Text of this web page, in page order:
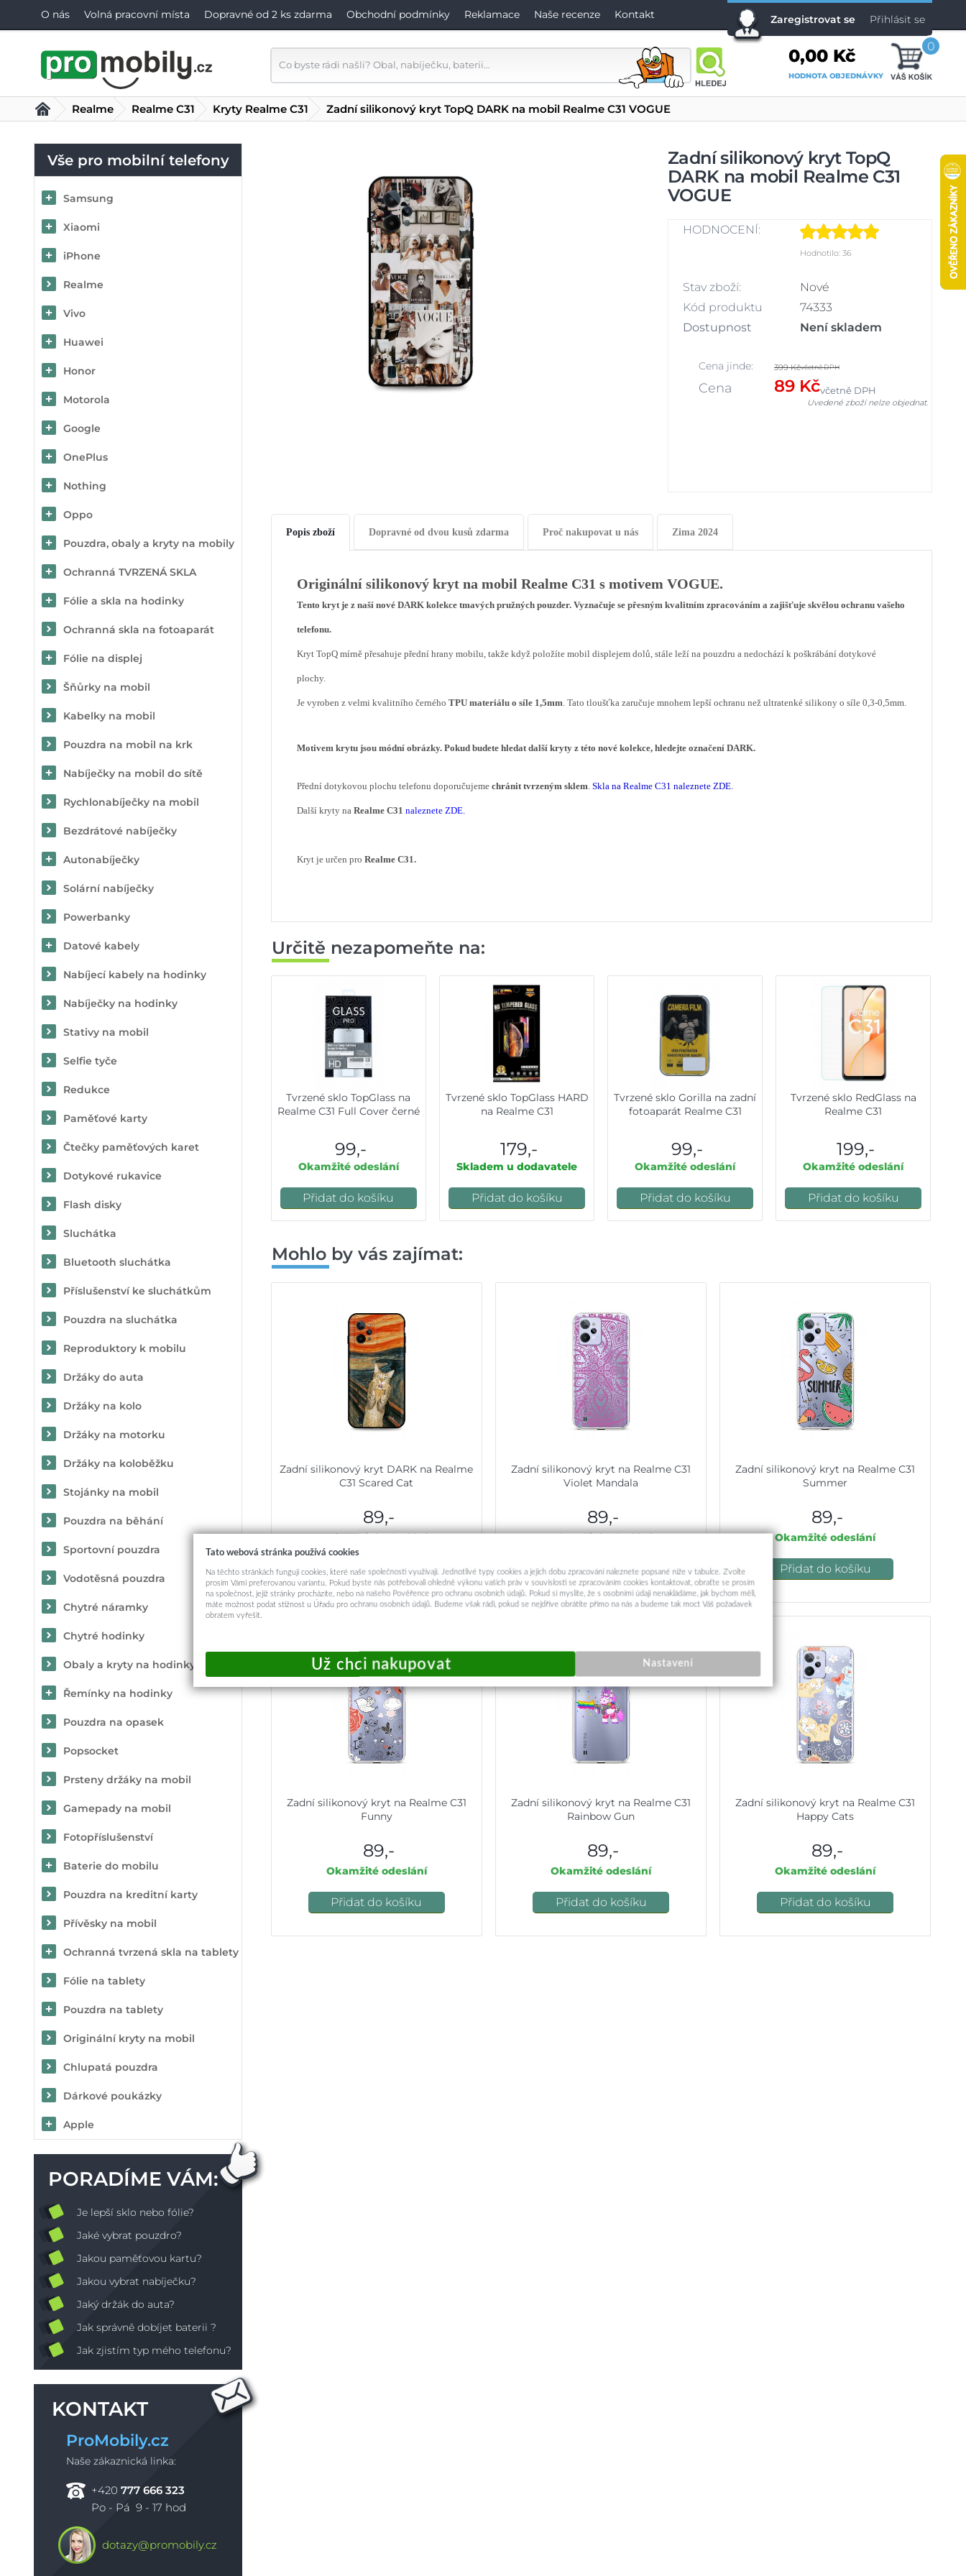
O nás Volná pracovní místa Dopravné od 2 ks zdarma Obchodní podmínky Reklamace Naše recenze Kontakt Zaregistrovat se Přihlásit se
0,00 Kč
HODNOTA OBJEDNÁVKY
0
Vše pro mobilní telefony
Samsung
Xiaomi
iPhone
Realme
Vivo
Huawei
Honor
Motorola
Google
OnePlus
Nothing
Oppo
Pouzdra, obaly a kryty na mobily
Ochranná TVRZENÁ SKLA
Fólie a skla na hodinky
Ochranná skla na fotoaparát
Fólie na displej
Šňůrky na mobil
Kabelky na mobil
Pouzdra na mobil na krk
Nabíječky na mobil do sítě
Rychlonabíječky na mobil
Bezdrátové nabíječky
Autonabíječky
Solární nabíječky
Powerbanky
Datové kabely
Nabíjecí kabely na hodinky
Nabíječky na hodinky
Stativy na mobil
Selfie tyče
Redukce
Paměťové karty
Čtečky paměťových karet
Dotykové rukavice
Flash disky
Sluchátka
Bluetooth sluchátka
Příslušenství ke sluchátkům
Pouzdra na sluchátka
Reproduktory k mobilu
Držáky do auta
Držáky na kolo
Držáky na motorku
Držáky na koloběžku
Stojánky na mobil
Pouzdra na běhání
Sportovní pouzdra
Vodotěsná pouzdra
Chytré náramky
Chytré hodinky
Obaly a kryty na hodinky
Řemínky na hodinky
Pouzdra na opasek
Popsocket
Prsteny držáky na mobil
Gamepady na mobil
Fotopříslušenství
Baterie do mobilu
Pouzdra na kreditní karty
Přívěsky na mobil
Ochranná tvrzená skla na tablety
Fólie na tablety
Pouzdra na tablety
Originální kryty na mobil
Chlupatá pouzdra
Dárkové poukázky
Apple
PORADÍME VÁM:
Je lepší sklo nebo fólie?
Jaké vybrat pouzdro?
Jakou paměťovou kartu?
Jakou vybrat nabíječku?
Jaký držák do auta?
Jak správně dobíjet baterii ?
Jak zjistím typ mého telefonu?
KONTAKT
ProMobily.cz
Naše zákaznická linka:
+420 777 666 323
Po - Pá 9 - 17 hod
dotazy@promobily.cz
Realme Realme C31 Kryty Realme C31 Zadní silikonový kryt TopQ DARK na mobil Realme C31 VOGUE
Zadní silikonový kryt TopQ
DARK na mobil Realme C31
VOGUE
HODNOCENÍ:
Hodnotilo: 36
Stav zboží:
Nové
Kód produktu
74333
Dostupnost
Není skladem
Cena jinde: 399 Kčvčetně DPH
Cena 89 Kčvčetně DPH
Uvedené zboží nelze objednat.
Popis zboží Dopravné od dvou kusů zdarma Proč nakupovat u nás Zima 2024
Originální silikonový kryt na mobil Realme C31 s motivem VOGUE.
Tento kryt je z naší nové DARK kolekce tmavých pružných pouzder. Vyznačuje se přesným kvalitním zpracováním a zajišťuje skvělou ochranu vašeho
telefonu.
Kryt TopQ mírně přesahuje přední hrany mobilu, takže když položíte mobil displejem dolů, stále leží na pouzdru a nedochází k poškrábání dotykové
plochy.
Je vyroben z velmi kvalitního černého TPU materiálu o síle 1,5mm. Tato tloušťka zaručuje mnohem lepší ochranu než ultratenké silikony o síle 0,3-0,5mm.
Motivem krytu jsou módní obrázky. Pokud budete hledat další kryty z této nové kolekce, hledejte označení DARK.
Přední dotykovou plochu telefonu doporučujeme chránit tvrzeným sklem. Skla na Realme C31 naleznete ZDE.
Další kryty na Realme C31 naleznete ZDE.
Kryt je určen pro Realme C31.
Určitě nezapomeňte na:
Tvrzené sklo TopGlass na
Realme C31 Full Cover černé
99,-
Okamžité odeslání
Přidat do košíku
Tvrzené sklo TopGlass HARD
na Realme C31
179,-
Skladem u dodavatele
Přidat do košíku
Tvrzené sklo Gorilla na zadní
fotoaparát Realme C31
99,-
Okamžité odeslání
Přidat do košíku
Tvrzené sklo RedGlass na
Realme C31
199,-
Okamžité odeslání
Přidat do košíku
Mohlo by vás zajímat:
Zadní silikonový kryt DARK na Realme
C31 Scared Cat
89,-
Okamžité odeslání
Přidat do košíku
Zadní silikonový kryt na Realme C31
Violet Mandala
89,-
Okamžité odeslání
Přidat do košíku
Zadní silikonový kryt na Realme C31
Summer
89,-
Okamžité odeslání
Přidat do košíku
Zadní silikonový kryt na Realme C31
Funny
89,-
Okamžité odeslání
Přidat do košíku
Zadní silikonový kryt na Realme C31
Rainbow Gun
89,-
Okamžité odeslání
Přidat do košíku
Zadní silikonový kryt na Realme C31
Happy Cats
89,-
Okamžité odeslání
Přidat do košíku
Tato webová stránka používá cookies
Na těchto stránkách fungují cookies, které naše společnosti využívají. Jednotlivé typy cookies a jejich dobu zpracování naleznete popsané níže v tabulce. Zvolte
prosím Vámi preferovanou variantu. Pokud byste nás potřebovali ohledně výkonu vašich práv v souvislosti se zpracováním cookies kontaktovat, obraťte se prosím
na společnost, jejíž stránky procházíte, nebo na našeho Pověřence pro ochranu osobních údajů. Pokud si myslíte, že s osobními údaji nenakládáme, jak bychom měli,
máte možnost podat stížnost u Úřadu pro ochranu osobních údajů. Budeme však rádi, pokud se nejdříve obrátíte přímo na nás a budeme tak moct Váš požadavek
obratem vyřešit.
Nastavení